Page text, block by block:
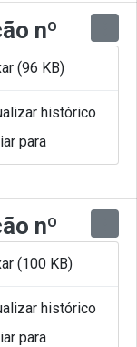
nº
Artur
nº
Artur
(96 KB)
histórico
para
(100 KB)
histórico
para